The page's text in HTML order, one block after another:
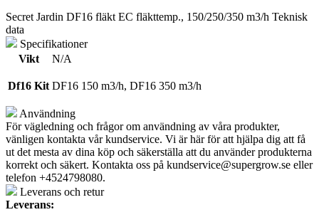
Secret Jardin DF16 fläkt EC fläkttemp., 150/250/350 m3/h Teknisk
data
Specifikationer
Vikt
N/A
Df16 Kit DF16 150 m3/h, DF16 350 m3/h
Användning
För vägledning och frågor om användning av våra produkter,
vänligen kontakta vår kundservice. Vi är här för att hjälpa dig att få
ut det mesta av dina köp och säkerställa att du använder produkterna
korrekt och säkert. Kontakta oss på kundservice@supergrow.se eller
telefon +4524798080.
Leverans och retur
Leverans: